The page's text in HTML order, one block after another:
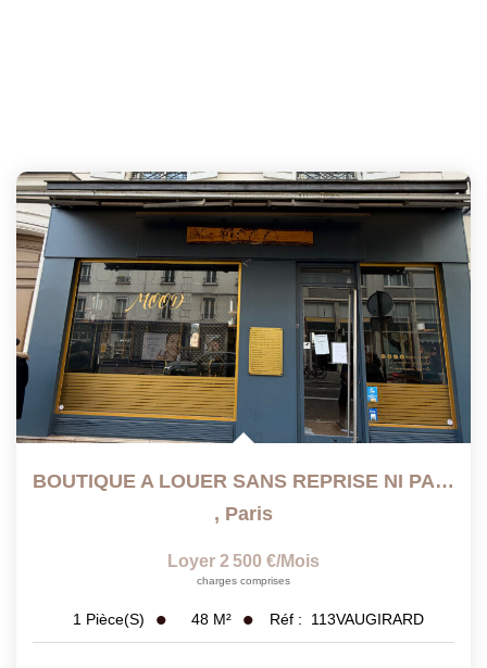
BOUTIQUE A LOUER SANS REPRISE NI PAS DE PORTE
, Paris
Loyer 2 500 €/mois
charges comprises
1 Pièce(s) 48 M² Réf : 113VAUGIRARD